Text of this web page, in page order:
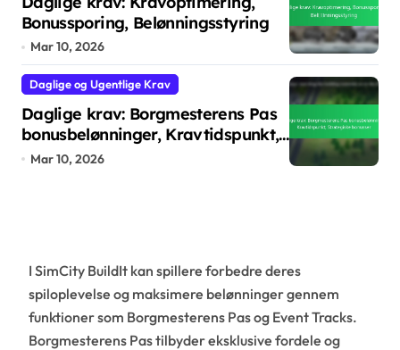
Bonussporing, Belønningsstyring
Mar 10, 2026
Daglige og Ugentlige Krav
Daglige krav: Borgmesterens Pas
bonusbelønninger, Kravtidspunkt,
Strategiske bonusser
Mar 10, 2026
I SimCity BuildIt kan spillere forbedre deres
spiloplevelse og maksimere belønninger gennem
funktioner som Borgmesterens Pas og Event Tracks.
Borgmesterens Pas tilbyder eksklusive fordele og